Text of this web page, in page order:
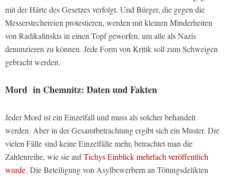
mit der Härte des Gesetzes verfolgt. Und Bürger, die gegen die
Messerstechereien protestieren, werden mit kleinen Minderheiten
von Radikalinskis in einen Topf geworfen, um alle als Nazis
denunzieren zu können. Jede Form von Kritik soll zum Schweigen
gebracht werden.
Mord in Chemnitz: Daten und Fakten
Jeder Mord ist ein Einzelfall und muss als solcher behandelt
werden. Aber in der Gesamtbetrachtung ergibt sich ein Muster. Die
vielen Fälle sind keine Einzelfälle mehr, betrachtet man die
Zahlenreihe, wie sie aufTichys Einblick mehrfach veröffentlich
wurde. Die Beteiligung von Asylbewerbern an Tötungsdelikten